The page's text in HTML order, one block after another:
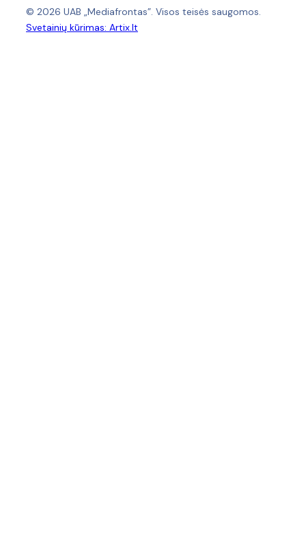
© 2026 UAB „Mediafrontas”. Visos teisės saugomos.
Svetainių kūrimas: Artix.lt